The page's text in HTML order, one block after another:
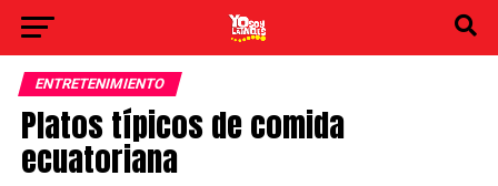
ENTRETENIMIENTO
Platos típicos de comida
ecuatoriana